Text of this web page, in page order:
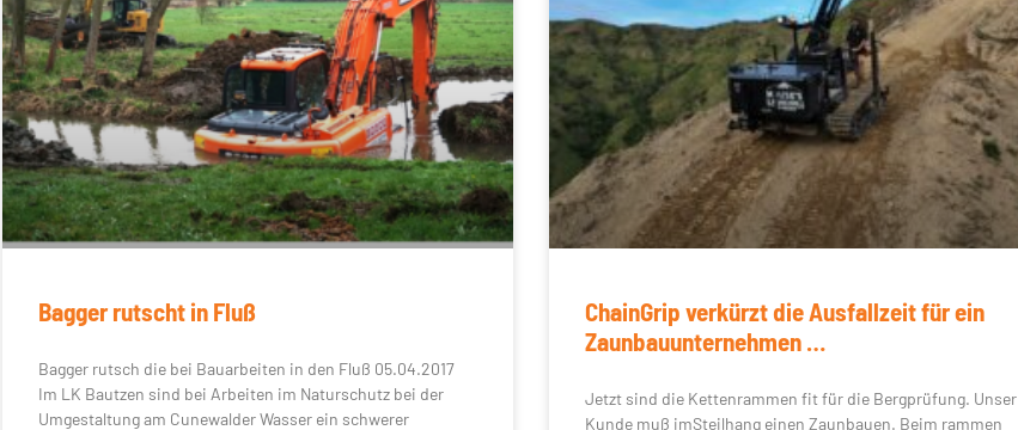
Bagger rutscht in Fluß
Bagger rutsch die bei Bauarbeiten in den Fluß 05.04.2017
Im LK Bautzen sind bei Arbeiten im Naturschutz bei der
Umgestaltung am Cunewalder Wasser ein schwerer
ChainGrip verkürzt die Ausfallzeit für ein
Zaunbauunternehmen …
Jetzt sind die Kettenrammen fit für die Bergprüfung. Unser
Kunde muß imSteilhang einen Zaunbauen. Beim rammen